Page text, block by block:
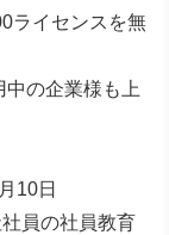
ライセンスを無
業様も上
10日
員の社員教育